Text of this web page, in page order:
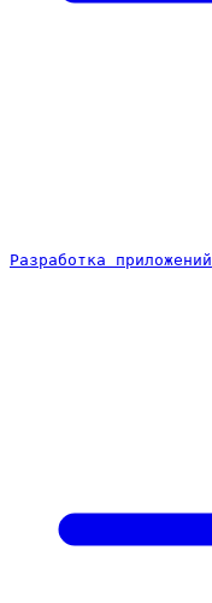
Разработка приложений